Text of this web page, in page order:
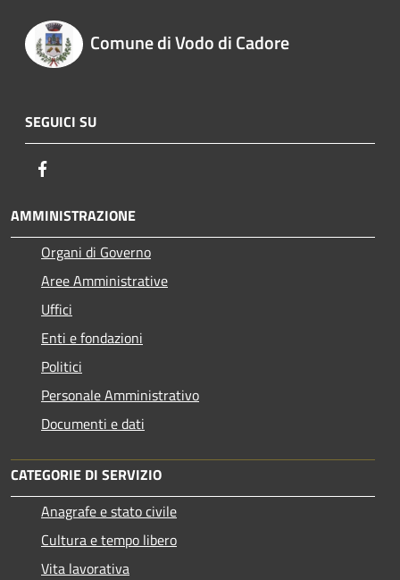
Comune di Vodo di Cadore
SEGUICI SU
AMMINISTRAZIONE
Organi di Governo
Aree Amministrative
Uffici
Enti e fondazioni
Politici
Personale Amministrativo
Documenti e dati
CATEGORIE DI SERVIZIO
Anagrafe e stato civile
Cultura e tempo libero
Vita lavorativa